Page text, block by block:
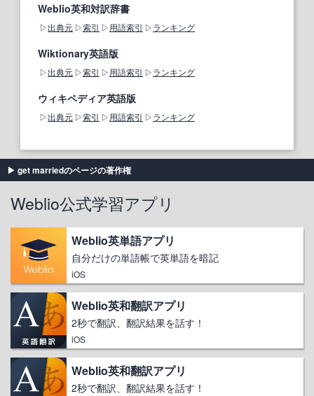
Weblio英和対訳辞書
出典元 索引 用語索引 ランキング
Wiktionary英語版
出典元 索引 用語索引 ランキング
ウィキペディア英語版
出典元 索引 用語索引 ランキング
get marriedのページの著作権
Weblio公式学習アプリ
Weblio英単語アプリ
自分だけの単語帳で英単語を暗記
iOS
Weblio英和翻訳アプリ
2秒で翻訳、翻訳結果を話す！
iOS
Weblio英和翻訳アプリ
2秒で翻訳、翻訳結果を話す！